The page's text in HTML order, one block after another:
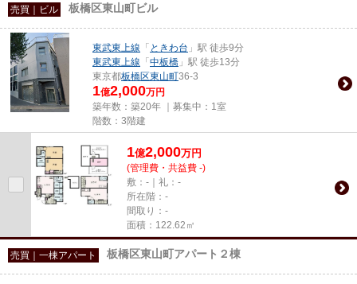
売買｜ビル 板橋区東山町ビル
東武東上線 「 ときわ台 」駅 徒歩9分
東武東上線 「 中板橋 」駅 徒歩13分
東京都板橋区東山町36-3
1億2,000万円
築年数：築20年 ｜募集中： 1室
階数：3階建
1億2,000万円
(管理費・共益費 -)
敷：-｜礼：-
所在階：-
間取り：-
面積：122.62㎡
売買｜一棟アパート 板橋区東山町アパート２棟